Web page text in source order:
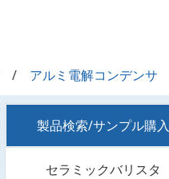
アルミ電解コンデンサ
製品検索/サンプル購入
セラミックバリスタ